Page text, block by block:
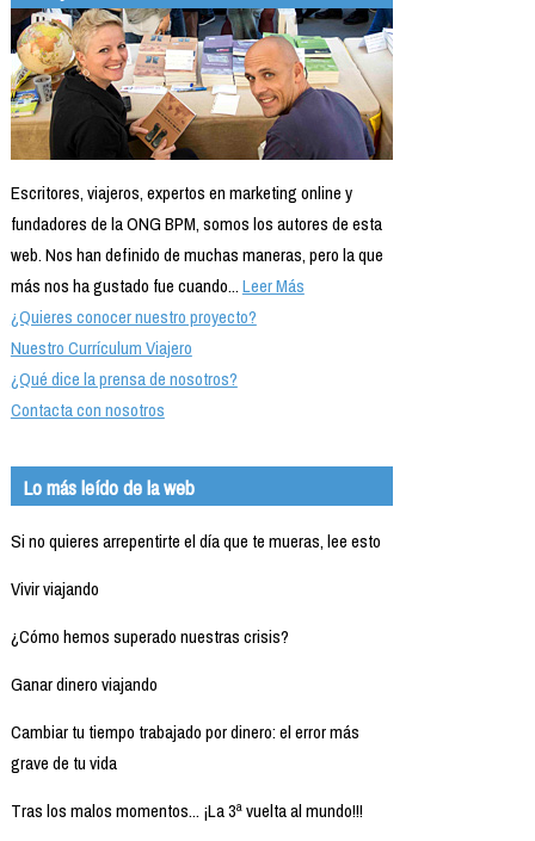
Escritores, viajeros, expertos en marketing online y
fundadores de la ONG BPM, somos los autores de esta
web. Nos han definido de muchas maneras, pero la que
más nos ha gustado fue cuando...Leer Más
¿Quieres conocer nuestro proyecto?
Nuestro Currículum Viajero
¿Qué dice la prensa de nosotros?
Contacta con nosotros
Lo más leído de la web
Si no quieres arrepentirte el día que te mueras, lee esto
Vivir viajando
¿Cómo hemos superado nuestras crisis?
Ganar dinero viajando
Cambiar tu tiempo trabajado por dinero: el error más
grave de tu vida
Tras los malos momentos... ¡La 3ª vuelta al mundo!!!